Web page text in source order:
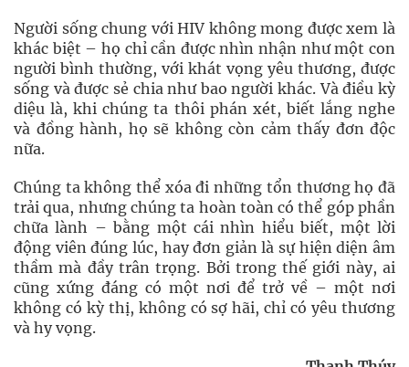
Người sống chung với HIV không mong được xem là
khác biệt – họ chỉ cần được nhìn nhận như một con
người bình thường, với khát vọng yêu thương, được
sống và được sẻ chia như bao người khác. Và điều kỳ
diệu là, khi chúng ta thôi phán xét, biết lắng nghe
và đồng hành, họ sẽ không còn cảm thấy đơn độc
nữa.
Chúng ta không thể xóa đi những tổn thương họ đã
trải qua, nhưng chúng ta hoàn toàn có thể góp phần
chữa lành – bằng một cái nhìn hiểu biết, một lời
động viên đúng lúc, hay đơn giản là sự hiện diện âm
thầm mà đầy trân trọng. Bởi trong thế giới này, ai
cũng xứng đáng có một nơi để trở về – một nơi
không có kỳ thị, không có sợ hãi, chỉ có yêu thương
và hy vọng.